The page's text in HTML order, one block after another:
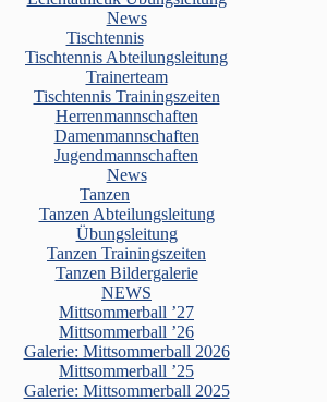
News
Tischtennis
Tischtennis Abteilungsleitung
Trainerteam
Tischtennis Trainingszeiten
Herrenmannschaften
Damenmannschaften
Jugendmannschaften
News
Tanzen
Tanzen Abteilungsleitung
Übungsleitung
Tanzen Trainingszeiten
Tanzen Bildergalerie
NEWS
Mittsommerball ’27
Mittsommerball ’26
Galerie: Mittsommerball 2026
Mittsommerball ’25
Galerie: Mittsommerball 2025